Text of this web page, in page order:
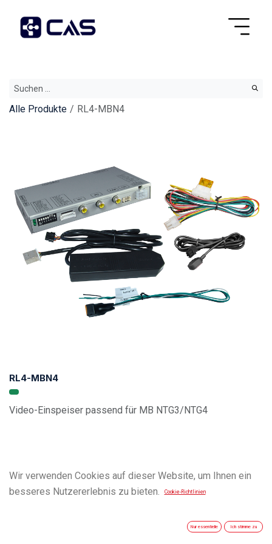
Alle Produkte RL4-MBN4
RL4-MBN4
Video-Einspeiser passend für MB NTG3/NTG4
Wir verwenden Cookies auf dieser Website, um Ihnen ein
besseres Nutzererlebnis zu bieten.
Cookie-Richtlinien
Nur essentielle Ich stimme zu